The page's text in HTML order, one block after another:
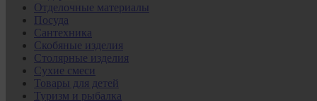
Отделочные материалы
Посуда
Сантехника
Скобяные изделия
Столярные изделия
Сухие смеси
Товары для детей
Туризм и рыбалка